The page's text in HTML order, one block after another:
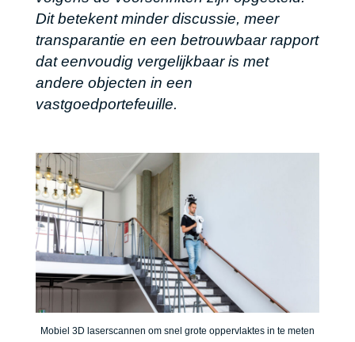
Dit betekent minder discussie, meer
transparantie en een betrouwbaar rapport
dat eenvoudig vergelijkbaar is met
andere objecten in een
vastgoedportefeuille.
Mobiel 3D laserscannen om snel grote oppervlaktes in te meten